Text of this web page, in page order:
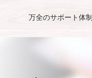
万全のサポート体制